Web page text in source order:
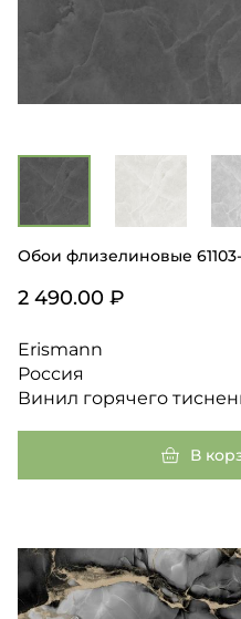
Обои флизелиновые
2 490.00 ₽
Erismann
Россия
Винил горячего
В